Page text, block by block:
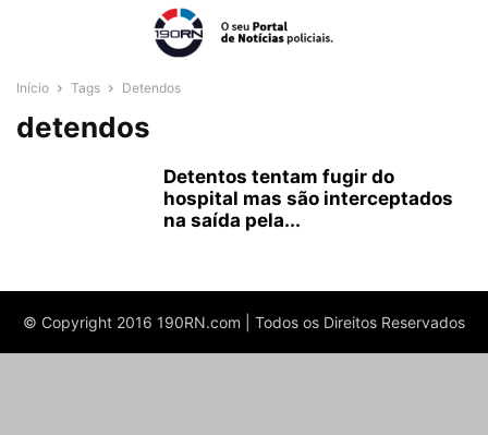
Início Tags Detendos
detendos
Detentos tentam fugir do
hospital mas são interceptados
na saída pela...
© Copyright 2016 190RN.com | Todos os Direitos Reservados